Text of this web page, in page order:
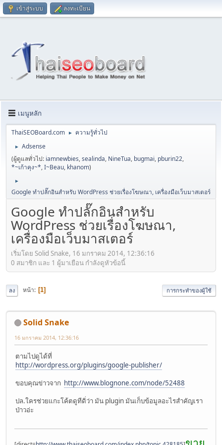
เข้าสู่ระบบ ลงทะเบียน
เมนูหลัก
ThaiSEOBoard.com ► ความรู้ทั่วไป
►
Adsense
(ผู้ดูแลทั่วไป: iamnewbies,sealinda, NineTua, bugmai, pburin22,
*~เก้าคุง~*,I~Beau, khanom)
►
Google ทำปลั๊กอินสำหรับ WordPress ช่วยเรื่องโฆษณา, เครื่องมือเว็บมาสเตอร์
Google ทำปลั๊กอินสำหรับ
WordPress ช่วยเรื่องโฆษณา,
เครื่องมือเว็บมาสเตอร์
เริ่มโดย Solid Snake, 16 มกราคม 2014, 12:36:16
0 สมาชิก และ 1 ผู้มาเยือน กำลังดูหัวข้อนี้
ลง หน้า 1 การกระทำของผู้ใช้
Solid Snake
16 มกราคม 2014, 12:36:16
ตามไปดูได้ที่
http://wordpress.org/plugins/google-publisher/
ขอบคุณข่าวจาก http://www.blognone.com/node/52488
ปล.ใครช่วยแกะโค้ตดูทีดิ่ว่า มัน plugin มันเก็บข้อมูลอะไรสำคัญเรา
ป่าวอ่ะ